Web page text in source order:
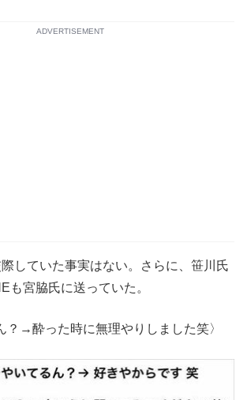
ADVERTISEMENT
していた事実はない。さらに、笹川氏
も宮脇氏に送っていた。
？→酔った時に無理やりしました笑〉